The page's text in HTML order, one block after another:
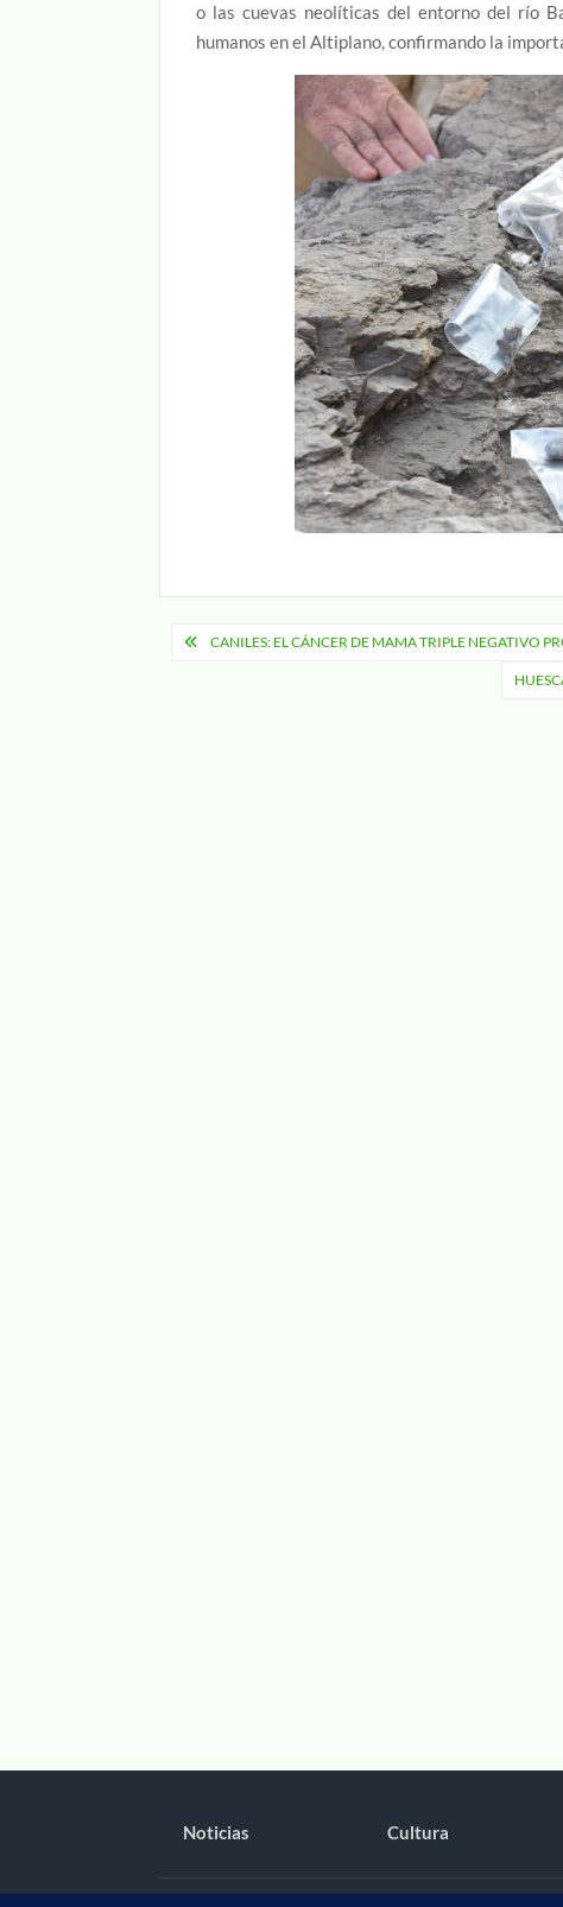
o las cuevas neolíticas del entorno del río
humanos en el Altiplano, confirmando la
Navegación
CANILES: EL CÁNCER DE MAMA TRIPLE NEGATIVO
Noticias Cultura